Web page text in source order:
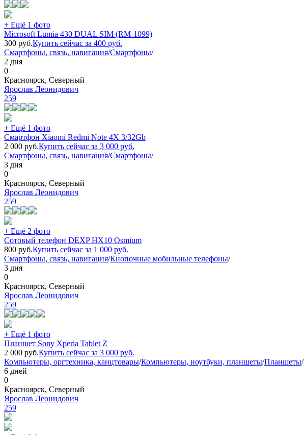
+ Ещё 1 фото
Microsoft Lumia 430 DUAL SIM (RM-1099)
300 руб.Купить сейчас за 400 руб.
Смартфоны, связь, навигация/Смартфоны/
2 дня
0
Красноярск, Северный
Ярослав Леонидович
259
+ Ещё 1 фото
Смартфон Xiaomi Redmi Note 4X 3/32Gb
2 000 руб.Купить сейчас за 3 000 руб.
Смартфоны, связь, навигация/Смартфоны/
3 дня
0
Красноярск, Северный
Ярослав Леонидович
259
+ Ещё 2 фото
Сотовый телефон DEXP HX10 Osmium
800 руб.Купить сейчас за 1 000 руб.
Смартфоны, связь, навигация/Кнопочные мобильные телефоны/
3 дня
0
Красноярск, Северный
Ярослав Леонидович
259
+ Ещё 1 фото
Планшет Sony Xperia Tablet Z
2 000 руб.Купить сейчас за 3 000 руб.
Компьютеры, оргтехника, канцтовары/Компьютеры, ноутбуки, планшеты/Планшеты/
6 дней
0
Красноярск, Северный
Ярослав Леонидович
259